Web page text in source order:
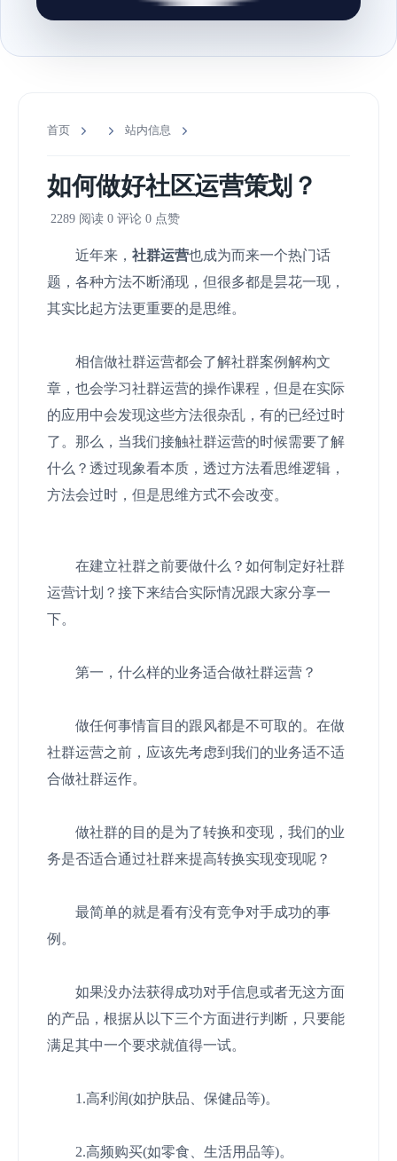
首页 站内信息
如何做好社区运营策划？
2289 阅读 0 评论 0 点赞
近年来， 社群运营也成为而来一个热门话
题，各种方法不断涌现，但很多都是昙花一现，
其实比起方法更重要的是思维。
相信做社群运营都会了解社群案例解构文
章，也会学习社群运营的操作课程，但是在实际
的应用中会发现这些方法很杂乱，有的已经过时
了。那么，当我们接触社群运营的时候需要了解
什么？透过现象看本质，透过方法看思维逻辑，
方法会过时，但是思维方式不会改变。
在建立社群之前要做什么？如何制定好社群
运营计划？接下来结合实际情况跟大家分享一
下。
第一，什么样的业务适合做社群运营？
做任何事情盲目的跟风都是不可取的。在做
社群运营之前，应该先考虑到我们的业务适不适
合做社群运作。
做社群的目的是为了转换和变现，我们的业
务是否适合通过社群来提高转换实现变现呢？
最简单的就是看有没有竞争对手成功的事
例。
如果没办法获得成功对手信息或者无这方面
的产品，根据从以下三个方面进行判断，只要能
满足其中一个要求就值得一试。
1.高利润(如护肤品、保健品等)。
2.高频购买(如零食、生活用品等)。